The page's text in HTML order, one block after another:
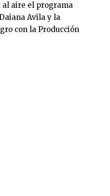
al aire el programa
Avila y la
con la Producción